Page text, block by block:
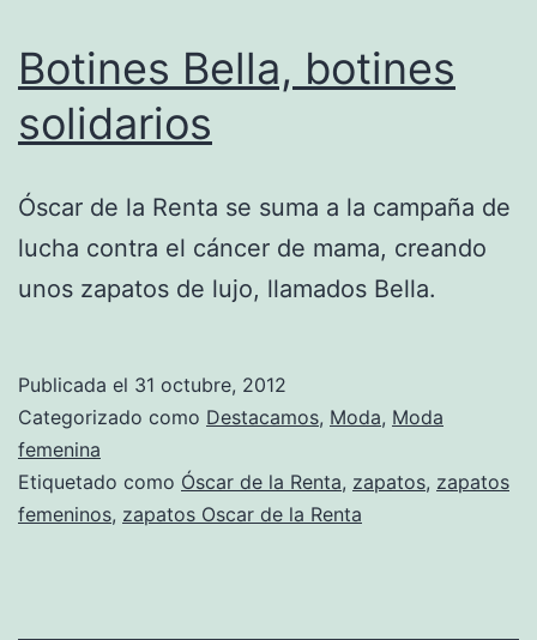
Botines Bella, botines
solidarios
Óscar de la Renta se suma a la campaña de
lucha contra el cáncer de mama, creando
unos zapatos de lujo, llamados Bella.
Publicada el 31 octubre, 2012
Categorizado como Destacamos, Moda, Moda
femenina
Etiquetado como Óscar de la Renta, zapatos, zapatos
femeninos, zapatos Oscar de la Renta